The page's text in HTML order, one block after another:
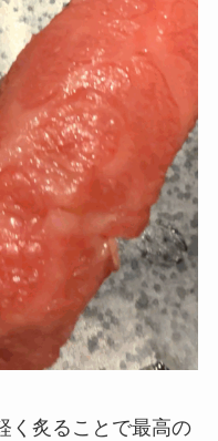
く炙ることで最高の